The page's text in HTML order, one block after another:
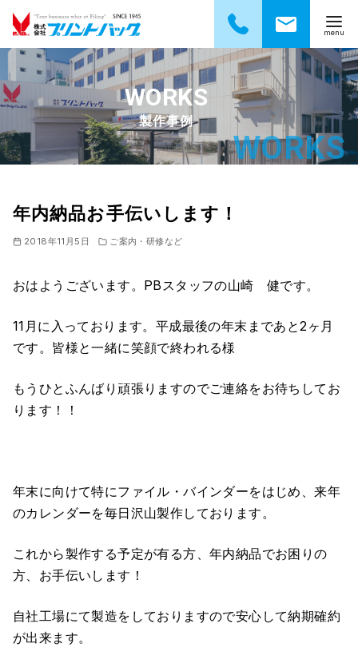
ン
テ
ツ
へ
製作事例
年内納品お手伝いします！
2018年11月5日 ご案内・研修など
おはようございます。PBスタッフの山崎 健です。
11月に入っております。平成最後の年末まであと2ヶ月
です。皆様と一緒に笑顔で終われる様
もうひとふんばり頑張りますのでご連絡をお待ちしてお
ります！！
年末に向けて特にファイル・バインダーをはじめ、来年
のカレンダーを毎日沢山製作しております。
これから製作する予定が有る方、年内納品でお困りの
方、お手伝いします！
自社工場にて製造をしておりますので安心して納期確約
が出来ます。